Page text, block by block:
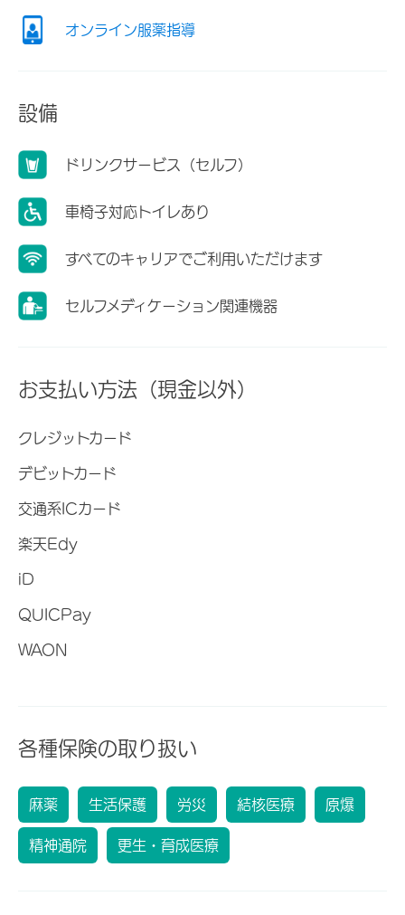
オンライン服薬指導
設備
ドリンクサービス（セルフ）
車椅子対応トイレあり
すべてのキャリアでご利用いただけます
セルフメディケーション関連機器
お支払い方法（現金以外）
クレジットカード
デビットカード
交通系ICカード
楽天Edy
iD
QUICPay
WAON
各種保険の取り扱い
麻薬 生活保護 労災 結核医療 原爆
精神通院 更生・育成医療